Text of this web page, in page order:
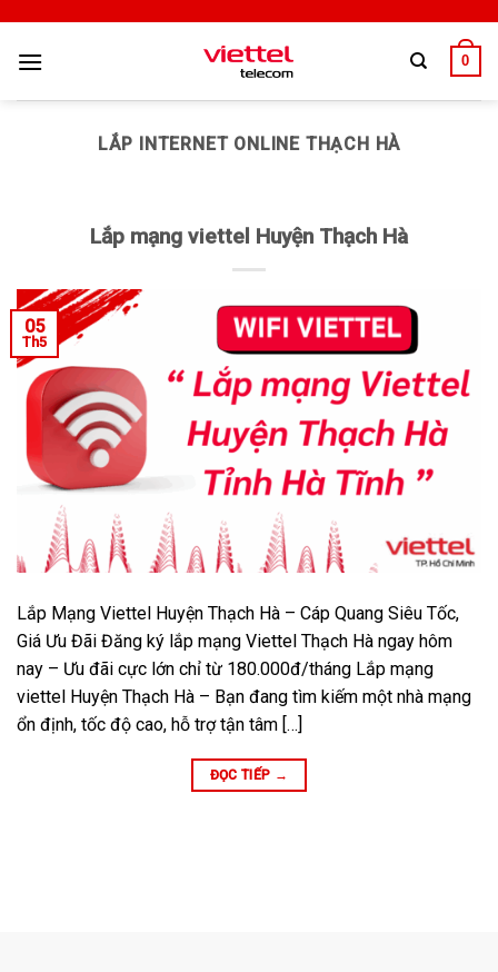
0
LẮP INTERNET ONLINE THẠCH HÀ
Lắp mạng viettel Huyện Thạch Hà
05
Th5
Lắp Mạng Viettel Huyện Thạch Hà – Cáp Quang Siêu Tốc,
Giá Ưu Đãi Đăng ký lắp mạng Viettel Thạch Hà ngay hôm
nay – Ưu đãi cực lớn chỉ từ 180.000đ/tháng Lắp mạng
viettel Huyện Thạch Hà – Bạn đang tìm kiếm một nhà mạng
ổn định, tốc độ cao, hỗ trợ tận tâm […]
ĐỌC TIẾP →